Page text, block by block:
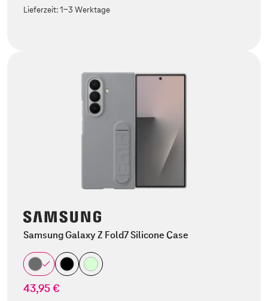
Lieferzeit:1-3 Werktage
Samsung Galaxy Z Fold7 Silicone Case
43,95 €